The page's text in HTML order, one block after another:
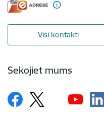
Visi kontakti
Sekojiet mums